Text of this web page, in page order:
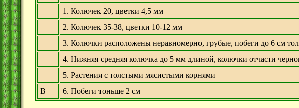
1. Колючек 20, цветки 4,5 мм
2. Колючек 35-38, цветки 10-12 мм
3. Колючки расположены неравномерно, грубые, побеги до 6 см
4. Нижняя средняя колючка до 5 мм длиной, колючки отчасти
5. Растения с толстыми мясистыми корнями
B
6. Побеги тоньше 2 см